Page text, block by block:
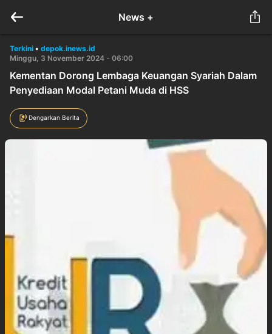
News +
Terkini • depok.inews.id
Minggu, 3 November 2024 - 06:00
Kementan Dorong Lembaga Keuangan Syariah Dalam
Penyediaan Modal Petani Muda di HSS
Dengarkan Berita